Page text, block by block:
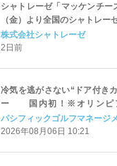
シャトレーゼ「マッケンチー
（金）より全国のシャトレー
株式会社シャトレーゼ
2日前
冷気を逃がさない“ドア付き
ー 国内初！※オリンピ
Cart（エアコンカート）」
パシフィックゴルフマネージ
2026年08月06日 10:21